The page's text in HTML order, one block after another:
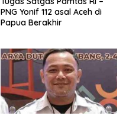
PNG Yonif 112 asal Aceh di
Papua Berakhir